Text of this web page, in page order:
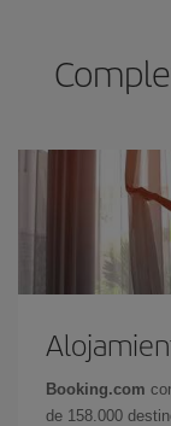
Booking.com
de 158.000